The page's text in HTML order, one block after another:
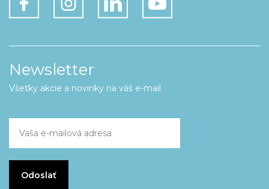
Newsletter
Všetky akcie a novinky na váš e-mail